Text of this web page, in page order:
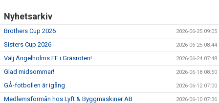
Nyhetsarkiv
Brothers Cup 2026 2026-06-25 09:05
Sisters Cup 2026 2026-06-25 08:44
Välj Ängelholms FF i Gräsroten! 2026-06-24 07:48
Glad midsommar! 2026-06-18 08:50
GÅ-fotbollen är igång 2026-06-12 07:00
Medlemsförmån hos Lyft & Byggmaskiner AB 2026-06-10 07:36